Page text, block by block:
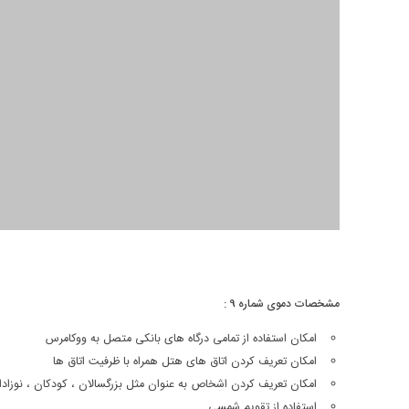
مشخصات دموی شماره 9 :
امکان استفاده از تمامی درگاه های بانکی متصل به ووکامرس
امکان تعریف کردن اتاق های هتل همراه با ظرفیت اتاق ها
امکان تعریف کردن اشخاص به عنوان مثل بزرگسالان ، کودکان ،